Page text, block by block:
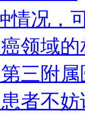
情况，
领域的
三附属
者不妨